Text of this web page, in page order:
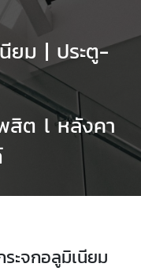
ยม | ประตู-
สิต l หลังคา
ะจกอลูมิเนียม